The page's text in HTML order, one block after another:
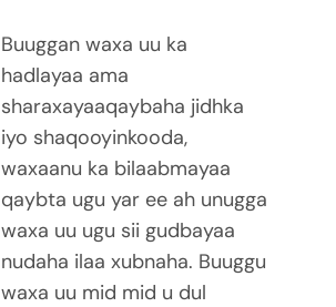
Buuggan waxa uu ka
hadlayaa ama
sharaxayaaqaybaha jidhka
iyo shaqooyinkooda,
waxaanu ka bilaabmayaa
qaybta ugu yar ee ah unugga
waxa uu ugu sii gudbayaa
nudaha ilaa xubnaha. Buuggu
waxa uu mid mid u dul